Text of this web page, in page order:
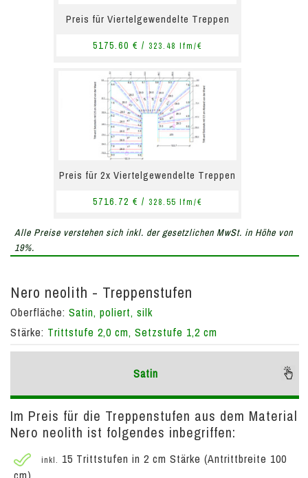
Preis für Viertelgewendelte Treppen
5175.60 € / 323.48 lfm/€
Preis für 2x Viertelgewendelte Treppen
5716.72 € / 328.55 lfm/€
Alle Preise verstehen sich inkl. der gesetzlichen MwSt. in Höhe von
19%.
Nero neolith - Treppenstufen
Oberfläche: Satin, poliert, silk
Stärke: Trittstufe 2,0 cm, Setzstufe 1,2 cm
Satin
Im Preis für die Treppenstufen aus dem Material
Nero neolith ist folgendes inbegriffen:
inkl. 15 Trittstufen in 2 cm Stärke (Antrittbreite 100